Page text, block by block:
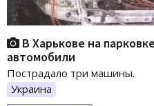
В Харькове на
автомобили
Пострадало три машины.
Украина